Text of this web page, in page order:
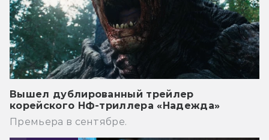
Вышел дублированный трейлер
корейского НФ-триллера «Надежда»
Премьера в сентябре.